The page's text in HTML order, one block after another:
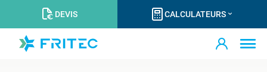
DEVIS CALCULATEURS